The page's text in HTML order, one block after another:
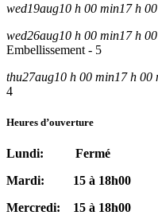
wed19aug10 h 00 min17 h
wed26aug10 h 00 min17 h
Embellissement - 5
thu27aug10 h 00 min17 h 00
4
Heures d’ouverture
Lundi: Fermé
Mardi: 15 à 18h00
Mercredi: 15 à 18h00